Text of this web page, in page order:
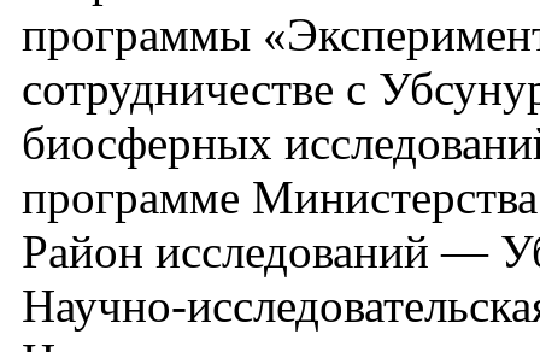
программы
сотрудничестве с
биосферных
программе
Район исследований —
Научно-